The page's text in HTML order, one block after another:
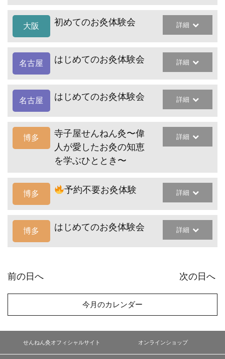
大阪 初めてのお灸体験会 詳細
名古屋 はじめてのお灸体験会 詳細
名古屋 はじめてのお灸体験会 詳細
博多
寺子屋せんねん灸〜偉
人が愛したお灸の知恵
を学ぶひととき〜
詳細
博多 予約不要お灸体験 詳細
博多 はじめてのお灸体験会 詳細
前の日へ 次の日へ
今月のカレンダー
せんねん灸オフィシャルサイト オンラインショップ